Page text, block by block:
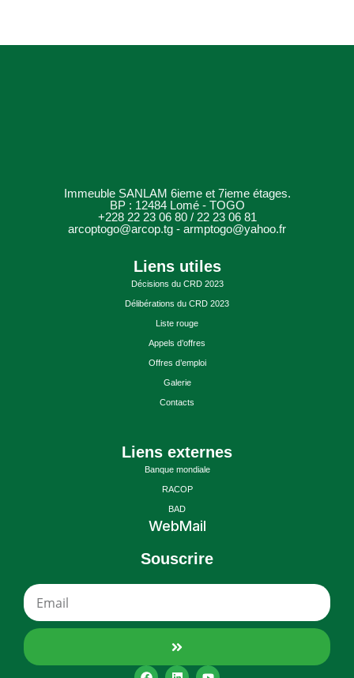
Immeuble SANLAM 6ieme et 7ieme étages.
BP : 12484 Lomé - TOGO
+228 22 23 06 80 / 22 23 06 81
arcoptogo@arcop.tg - armptogo@yahoo.fr
Liens utiles
Décisions du CRD 2023
Délibérations du CRD 2023
Liste rouge
Appels d’offres
Offres d’emploi
Galerie
Contacts
Liens externes
Banque mondiale
RACOP
BAD
WebMail
Souscrire